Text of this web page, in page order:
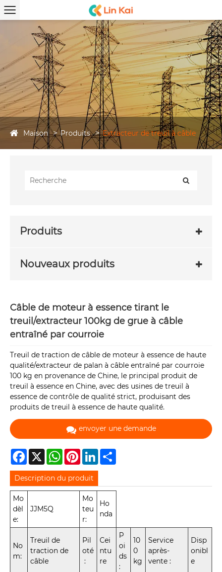
Maison Produits Extracteur de treuil à câble
Produits
Nouveaux produits
Câble de moteur à essence tirant le
treuil/extracteur 100kg de grue à câble
entraîné par courroie
Treuil de traction de câble de moteur à essence de haute
qualité/extracteur de palan à câble entraîné par courroie
100 kg en provenance de Chine, le principal produit de
treuil à essence en Chine, avec des usines de treuil à
essence de contrôle de qualité strict, produisant des
produits de treuil à essence de haute qualité.
envoyer une demande
Facebook
X WhatsAppPinterestLinkedIn
Description du produit
Mo
dèl
e:
JJM5Q
Mo
teu
r:
Ho
nda
No
m:
Treuil de
traction de
câble
Pil
oté
:
Cei
ntu
re
P
oi
ds
:
10
0
kg
Service
après-
vente :
Disp
onibl
e